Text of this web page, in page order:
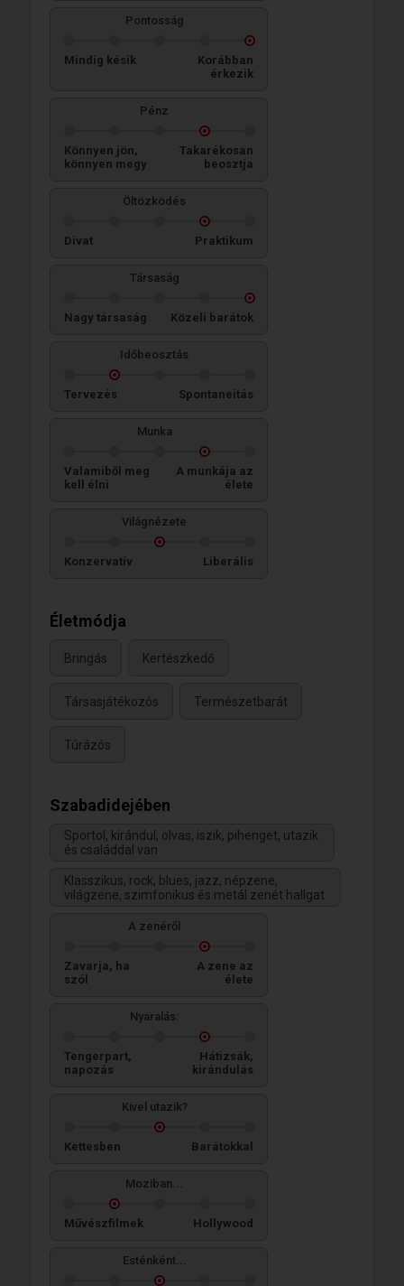
Pontosság
Mindig késik
Korábban
érkezik
Pénz
Könnyen jön,
könnyen megy
Takarékosan
beosztja
Öltözködés
Divat Praktikum
Társaság
Nagy társaság Közeli barátok
Időbeosztás
Tervezés Spontaneitás
Munka
Valamiből meg
kell élni
A munkája az
élete
Világnézete
Konzervatív Liberális
Életmódja
Bringás Kertészkedő
Társasjátékozós Természetbarát
Túrázós
Szabadidejében
Sportol, kirándul, olvas, iszik, pihenget, utazik
és családdal van
Klasszikus, rock, blues, jazz, népzene,
világzene, szimfonikus és metál zenét hallgat
A zenéről
Zavarja, ha
szól
A zene az
élete
Nyaralás:
Tengerpart,
napozás
Hátizsák,
kirándulás
Kivel utazik?
Kettesben Barátokkal
Moziban...
Művészfilmek Hollywood
Esténként...